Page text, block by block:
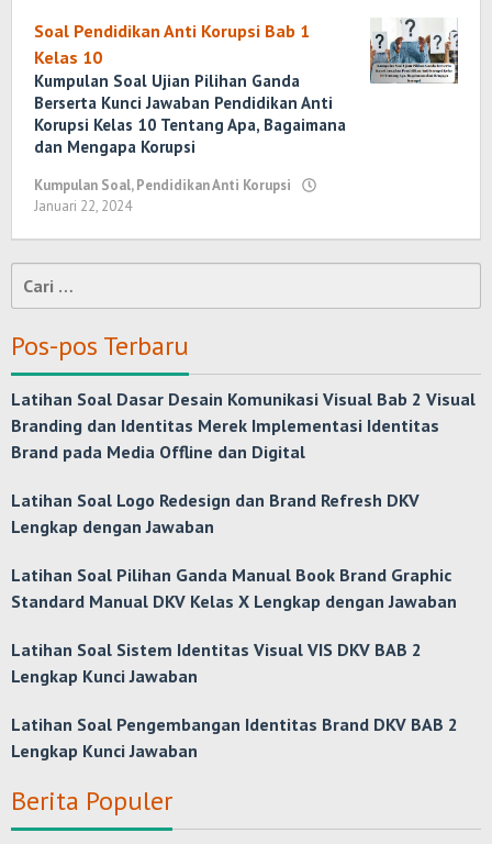
Wirawan
Soal Pendidikan Anti Korupsi Bab 1
Kelas 10
Kumpulan Soal Ujian Pilihan Ganda
Berserta Kunci Jawaban Pendidikan Anti
Korupsi Kelas 10 Tentang Apa, Bagaimana
dan Mengapa Korupsi
Kumpulan Soal,Pendidikan Anti Korupsi
Januari 22, 2024
Wirawan
Cari
untuk:
Pos-pos Terbaru
Latihan Soal Dasar Desain Komunikasi Visual Bab 2 Visual
Branding dan Identitas Merek Implementasi Identitas
Brand pada Media Offline dan Digital
Latihan Soal Logo Redesign dan Brand Refresh DKV
Lengkap dengan Jawaban
Latihan Soal Pilihan Ganda Manual Book Brand Graphic
Standard Manual DKV Kelas X Lengkap dengan Jawaban
Latihan Soal Sistem Identitas Visual VIS DKV BAB 2
Lengkap Kunci Jawaban
Latihan Soal Pengembangan Identitas Brand DKV BAB 2
Lengkap Kunci Jawaban
Berita Populer